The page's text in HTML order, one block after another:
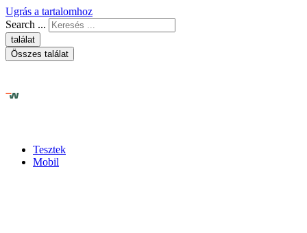
Ugrás a tartalomhoz
Search ...
találat
Összes találat
Tesztek
Mobil